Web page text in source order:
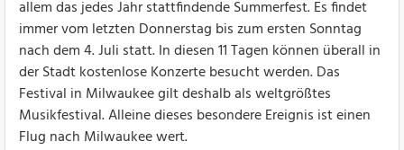
allem das jedes Jahr stattfindende Summerfest. Es findet
immer vom letzten Donnerstag bis zum ersten Sonntag
nach dem 4. Juli statt. In diesen 11 Tagen können überall in
der Stadt kostenlose Konzerte besucht werden. Das
Festival in Milwaukee gilt deshalb als weltgrößtes
Musikfestival. Alleine dieses besondere Ereignis ist einen
Flug nach Milwaukee wert.